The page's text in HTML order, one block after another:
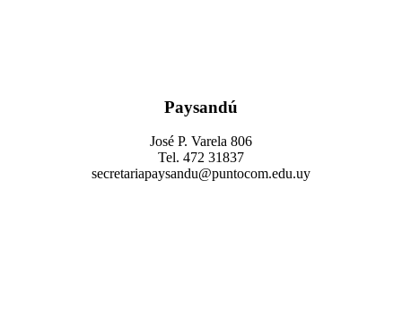
Paysandú
José P. Varela 806
Tel. 472 31837
secretariapaysandu@puntocom.edu.uy